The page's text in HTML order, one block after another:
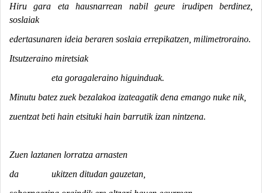
Hiru gara eta hausnarrean nabil geure irudipen berdinez,
soslaiak
edertasunaren ideia beraren soslaia errepikatzen, milimetroraino.
Itsutzeraino miretsiak
eta goragaleraino higuinduak.
Minutu batez zuek bezalakoa izateagatik dena emango nuke nik,
zuentzat beti hain etsituki hain barrutik izan nintzena.
Zuen laztanen lorratza arnasten
da ukitzen ditudan gauzetan,